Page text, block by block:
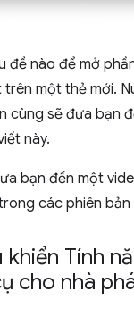
đề nào để mở
một thẻ mới.
cùng sẽ đưa bạn
này.
bạn đến một
các phiên
Tính
cho nhà